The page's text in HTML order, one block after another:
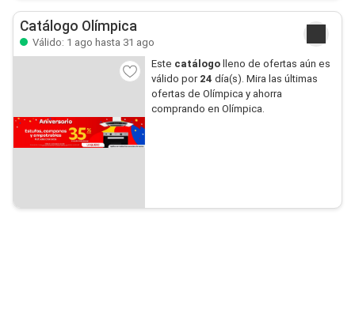
Catálogo Olímpica
Válido: 1 ago hasta 31 ago
Este catálogolleno de ofertas aún es
válido por 24 día(s). Mira las últimas
ofertas de Olímpica y ahorra
comprando en Olímpica.